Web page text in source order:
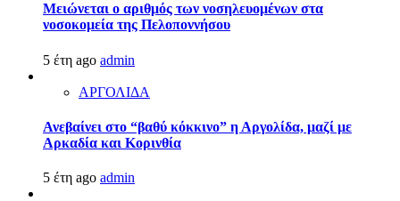
Μειώνεται ο αριθμός των νοσηλευομένων στα
νοσοκομεία της Πελοποννήσου
5 έτη ago admin
ΑΡΓΟΛΙΔΑ
Ανεβαίνει στο “βαθύ κόκκινο” η Αργολίδα, μαζί με
Αρκαδία και Κορινθία
5 έτη ago admin